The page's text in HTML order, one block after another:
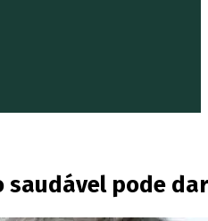
saudável pode